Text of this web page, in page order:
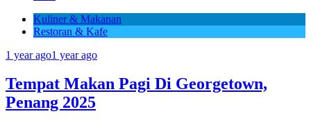
Kuliner & Makanan
Restoran & Kafe
1 year ago1 year ago
Tempat Makan Pagi Di Georgetown,
Penang 2025